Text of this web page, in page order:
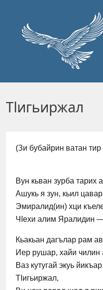
Тlигьиржал
(Зи бубайрин ватан
Вун кьван зурба тарих
Ашукь я зун, кьил
Эмиралид(ин) хци
ЧIехи алим Яралидин
Кьакьан дагълар рам
Иер рушар, хайи чилин
Ваз кутугай экуь
ТIигьиржал,